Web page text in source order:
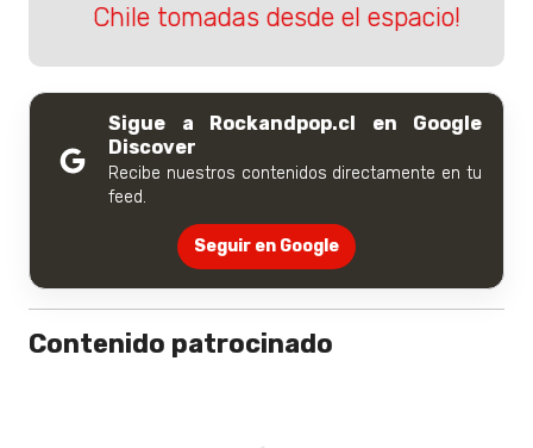
Chile tomadas desde el espacio!
Sigue a Rockandpop.cl en Google
Discover
Recibe nuestros contenidos directamente en tu
feed.
Seguir en Google
Contenido patrocinado